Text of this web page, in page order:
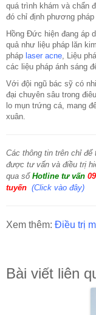
quá trình khám và chẩn
đó chỉ định phương
Hồng Đức hiện đang áp
quả như liệu pháp lăn
pháp laser acne , Liệu
các liệu pháp ánh sáng
Với đội ngũ bác sỹ có
đại chuyên sâu trong
lo mụn trứng cá, mang
xuân.
Các thông tin trên chỉ để
được tư vấn và điều trị
qua số Hotline tư vấn
tuyến (Click vào đây)
Xem thêm: Điều trị
Bài viết liên